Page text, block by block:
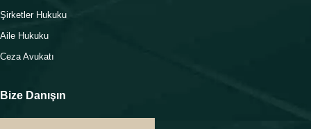
Şirketler Hukuku
Aile Hukuku
Ceza Avukatı
Bize Danışın